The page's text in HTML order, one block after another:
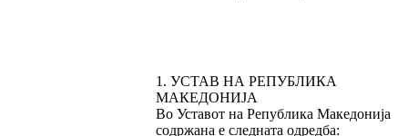
1. УСТАВ НА РЕПУБЛИКА
МАКЕДОНИЈА
Во Уставот на Република Македонија
содржана е следната одредба: